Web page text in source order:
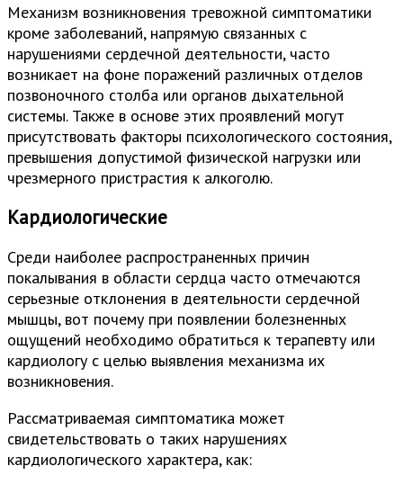
Механизм возникновения тревожной симптоматики
кроме заболеваний, напрямую связанных с
нарушениями сердечной деятельности, часто
возникает на фоне поражений различных отделов
позвоночного столба или органов дыхательной
системы. Также в основе этих проявлений могут
присутствовать факторы психологического состояния,
превышения допустимой физической нагрузки или
чрезмерного пристрастия к алкоголю.
Кардиологические
Среди наиболее распространенных причин
покалывания в области сердца часто отмечаются
серьезные отклонения в деятельности сердечной
мышцы, вот почему при появлении болезненных
ощущений необходимо обратиться к терапевту или
кардиологу с целью выявления механизма их
возникновения.
Рассматриваемая симптоматика может
свидетельствовать о таких нарушениях
кардиологического характера, как: